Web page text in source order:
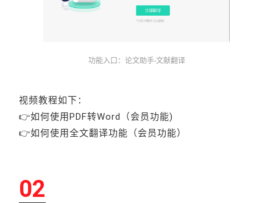
功能入口：论文助手-文献翻译
视频教程如下：
👉如何使用PDF转Word（会员功能)
👉如何使用全文翻译功能（会员功能）
02